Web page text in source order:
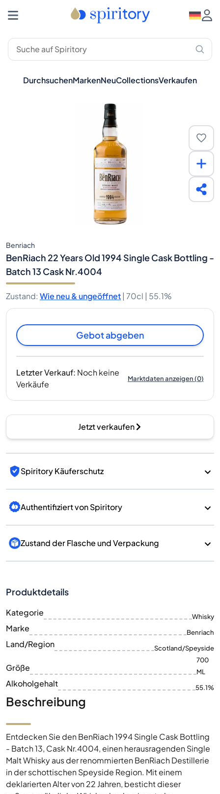
DurchsuchenMarkenNeuCollectionsVerkaufen
Benriach
BenRiach 22 Years Old 1994 Single Cask Bottling -
Batch 13 Cask Nr.4004
Zustand: Wie neu & ungeöffnet | 70cl | 55.1%
Gebot abgeben
Letzter Verkauf: Noch keine
Verkäufe
Marktdaten anzeigen(0)
Jetzt verkaufen
Spiritory Käuferschutz
Authentifiziert von Spiritory
Zustand der Flasche und Verpackung
Produktdetails
Kategorie Whisky
Marke Benriach
Land/Region Scotland/Speyside
Größe
700
ML
Alkoholgehalt 55.1%
Beschreibung
Entdecken Sie den BenRiach 1994 Single Cask Bottling
- Batch 13, Cask Nr.4004, einen herausragenden Single
Malt Whisky aus der renommierten BenRiach Destillerie
in der schottischen Speyside Region. Mit einem
deklarierten Alter von 22 Jahren, besticht dieser